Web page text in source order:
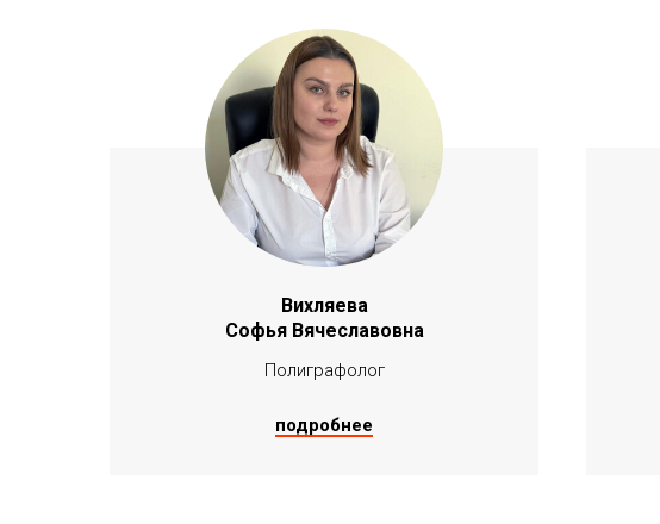
Вихляева
Софья Вячеславовна
Полиграфолог
подробнее